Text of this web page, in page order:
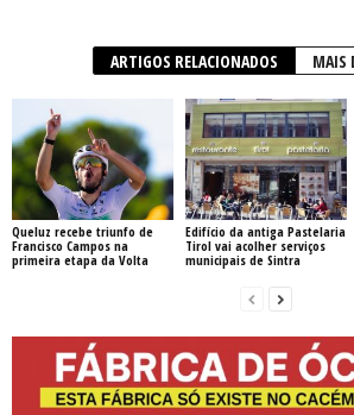
ARTIGOS RELACIONADOS MAIS
Queluz recebe triunfo de
Francisco Campos na
primeira etapa da Volta
Edifício da antiga Pastelaria
Tirol vai acolher serviços
municipais de Sintra